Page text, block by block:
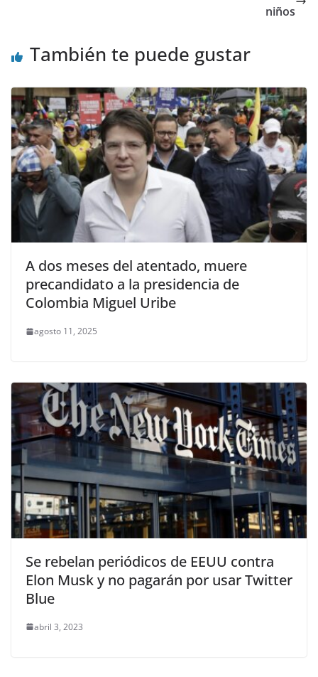
niños
También te puede gustar
A dos meses del atentado, muere
precandidato a la presidencia de
Colombia Miguel Uribe
agosto 11, 2025
Se rebelan periódicos de EEUU contra
Elon Musk y no pagarán por usar Twitter
Blue
abril 3, 2023